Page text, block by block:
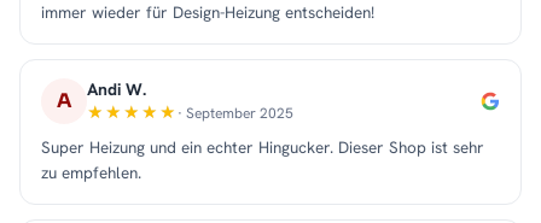
immer wieder für Design-Heizung entscheiden!
A Andi W.
· September 2025
Super Heizung und ein echter Hingucker. Dieser Shop ist sehr
zu empfehlen.